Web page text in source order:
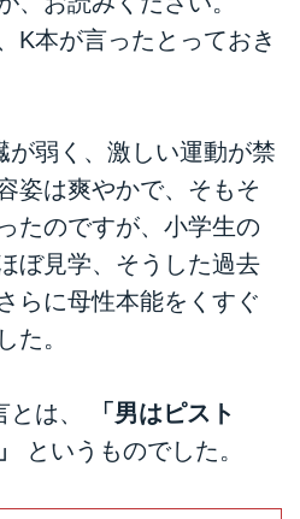
K本が言ったとっておき
が弱く、激しい運動が禁
姿は爽やかで、そもそ
たのですが、小学生の
ぼ見学、そうした過去
らに母性本能をくすぐ
た。
とは、
「男はピスト
というものでした。